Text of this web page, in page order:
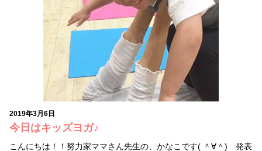
2019年3月6日
今日はキッズヨガ♪
こんにちは！！努力家ママさん先生の、かなこです( ＾∀＾) 発表